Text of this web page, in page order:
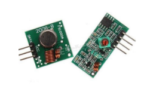
315 :
20Cm. Nếu bạn cần khoảng cách
sóng. Sử dụng chiều dài